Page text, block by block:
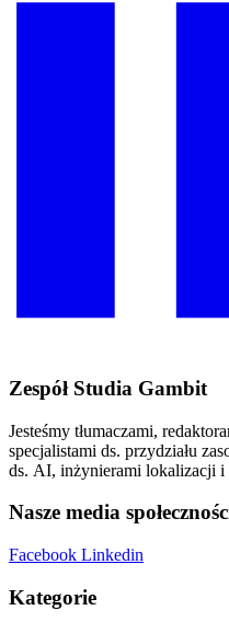
Zespół Studia Gambit
Jesteśmy tłumaczami,
specjalistami ds. przydziału
ds. AI, inżynierami lokalizacji i
Nasze media
Facebook Linkedin
Kategorie